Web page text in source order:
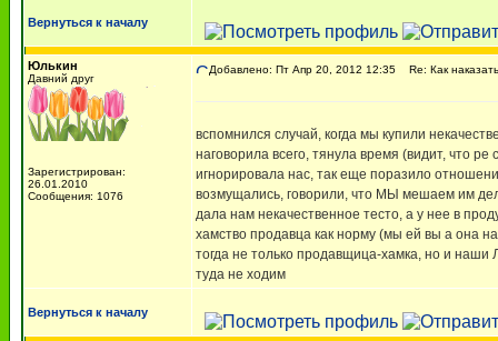
Вернуться к началу
Юлькин
Давний друг
Зарегистрирован:
26.01.2010
Сообщения: 1076
Добавлено: Пт Апр 20, 2012 12:35 Re: Как
вспомнился случай, когда мы купили
наговорила всего, тянула время (видит, что
игнорировала нас, так еще поразило
возмущались, говорили, что МЫ мешаем им
дала нам некачественное тесто, а у нее в
хамство продавца как норму (мы ей вы а она
тогда не только продавщица-хамка, но и
туда не ходим
Вернуться к началу